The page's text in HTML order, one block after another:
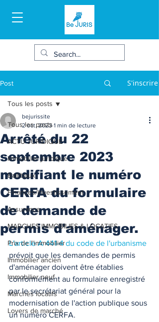
Post S'inscrire
Tous les posts
ACTU JURIDIQUE
Immobilier juridique
Bail/baux
Finances/Investissement
Assurance
MARCHES IMMOBILIES & LOCATIFS
Prix de l'immobilier
Immobilier ancien
Immobilier neuf
Marchés locatifs
Loyers de marché
Tous les posts
Arrêté du 22
septembre 2023
modifiant le numéro
CERFA du formulaire
de demande de
permis d'aménager.
bejurissite
2 oct. 2023 1 min de lecture
L'article A 441-4 du code de l'urbanisme
prévoit que les demandes de permis
d'aménager doivent être établies
conformément au formulaire enregistré
par le secrétariat général pour la
modernisation de l'action publique sous
un numéro CERFA.